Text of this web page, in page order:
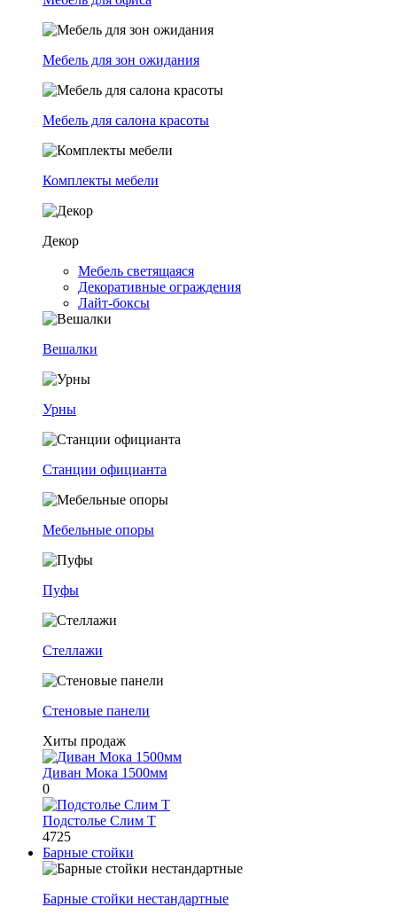
Мебель для зон ожидания
Мебель для салона красоты
Комплекты мебели
Декор
Мебель светящаяся
Декоративные ограждения
Лайт-боксы
Вешалки
Урны
Станции официанта
Мебельные опоры
Пуфы
Стеллажи
Стеновые панели
Хиты продаж
Диван Мока 1500мм
0
Подстолье Слим Т
4725
Барные стойки
Барные стойки нестандартные